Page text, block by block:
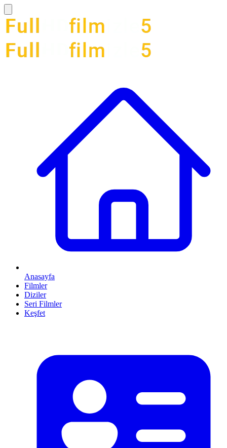
Anasayfa
Filmler
Diziler
Seri Filmler
Keşfet